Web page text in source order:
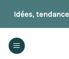
contenu
Idées,